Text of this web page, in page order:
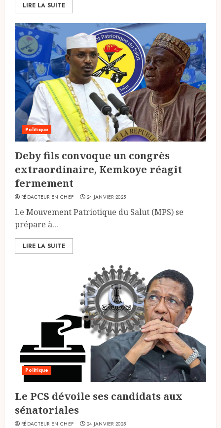
LIRE LA SUITE
Politique
Deby fils convoque un congrès
extraordinaire, Kemkoye réagit
fermement
RÉDACTEUR EN CHEF 24 JANVIER 2025
Le Mouvement Patriotique du Salut (MPS) se
prépare à...
LIRE LA SUITE
Politique
Le PCS dévoile ses candidats aux
sénatoriales
RÉDACTEUR EN CHEF 24 JANVIER 2025